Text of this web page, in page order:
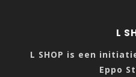
L
L SHOP is een
Eppo